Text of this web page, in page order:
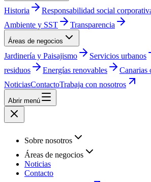
Historia Responsabilidad social
Ambiente y SST
Transparencia
Áreas de negocios
Jardinería y Paisajismo Servicios urbanos
residuos
Energías renovables
Canarias
NoticiasContactoTrabaja con nosotros
Abrir menú
Sobre nosotros
Áreas de negocios
Noticias
Contacto